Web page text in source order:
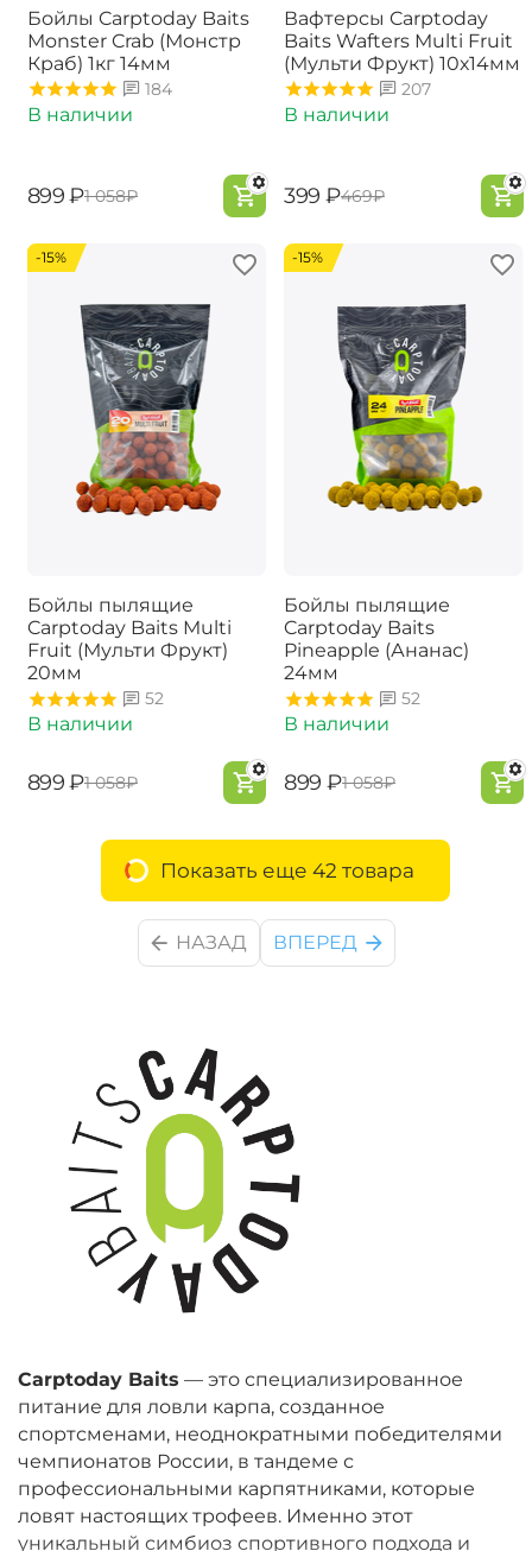
Carptoday Baits — это специализированное
питание для ловли карпа, созданное
спортсменами, неоднократными победителями
чемпионатов России, в тандеме с
профессиональными карпятниками, которые
ловят настоящих трофеев. Именно этот
уникальный симбиоз спортивного подхода и
Бойлы Carptoday Baits
Monster Crab (Монстр
Краб) 1кг 14мм
184
В наличии
‍899‍ ₽‍1 058‍₽
Вафтерсы Carptoday
Baits Wafters Multi Fruit
(Мульти Фрукт) 10х14мм
207
В наличии
‍399‍ ₽‍469‍₽
-15%
Бойлы пылящие
Carptoday Baits Multi
Fruit (Мульти Фрукт)
20мм
52
В наличии
‍899‍ ₽‍1 058‍₽
-15%
Бойлы пылящие
Carptoday Baits
Pineapple (Ананас)
24мм
52
В наличии
‍899‍ ₽‍1 058‍₽
Показать еще 42 товара
НАЗАД ВПЕРЕД